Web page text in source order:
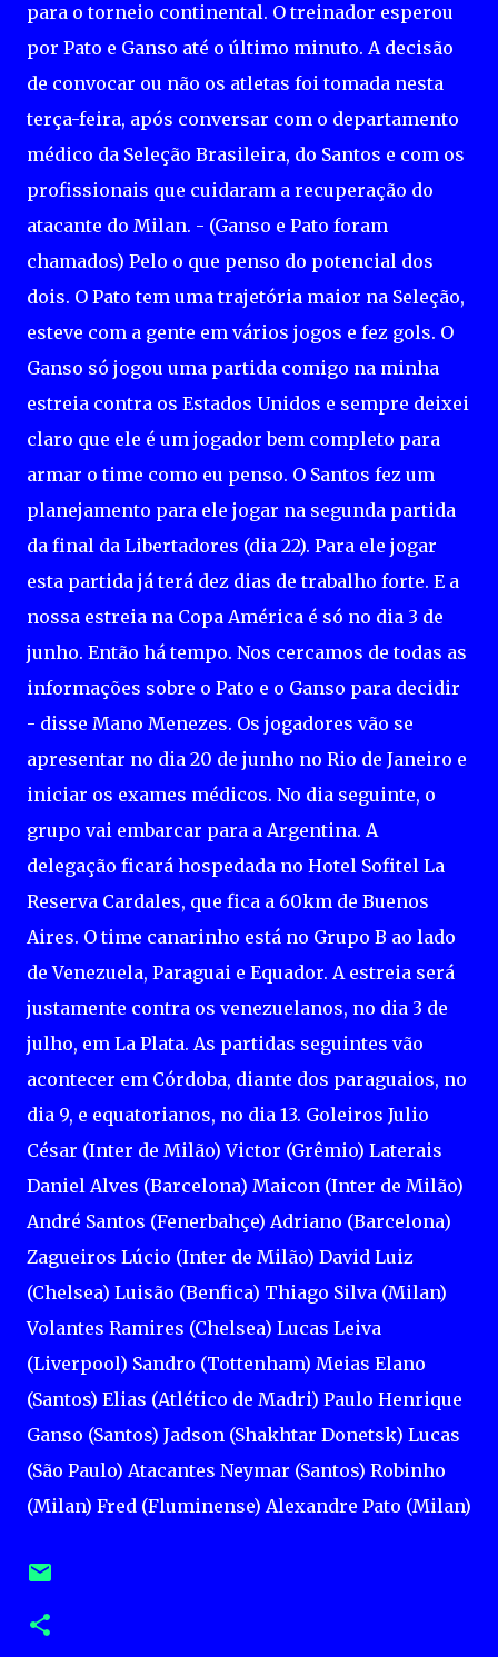
para o torneio continental. O treinador esperou
por Pato e Ganso até o último minuto. A decisão
de convocar ou não os atletas foi tomada nesta
terça-feira, após conversar com o departamento
médico da Seleção Brasileira, do Santos e com os
profissionais que cuidaram a recuperação do
atacante do Milan. - (Ganso e Pato foram
chamados) Pelo o que penso do potencial dos
dois. O Pato tem uma trajetória maior na Seleção,
esteve com a gente em vários jogos e fez gols. O
Ganso só jogou uma partida comigo na minha
estreia contra os Estados Unidos e sempre deixei
claro que ele é um jogador bem completo para
armar o time como eu penso. O Santos fez um
planejamento para ele jogar na segunda partida
da final da Libertadores (dia 22). Para ele jogar
esta partida já terá dez dias de trabalho forte. E a
nossa estreia na Copa América é só no dia 3 de
junho. Então há tempo. Nos cercamos de todas as
informações sobre o Pato e o Ganso para decidir
- disse Mano Menezes. Os jogadores vão se
apresentar no dia 20 de junho no Rio de Janeiro e
iniciar os exames médicos. No dia seguinte, o
grupo vai embarcar para a Argentina. A
delegação ficará hospedada no Hotel Sofitel La
Reserva Cardales, que fica a 60km de Buenos
Aires. O time canarinho está no Grupo B ao lado
de Venezuela, Paraguai e Equador. A estreia será
justamente contra os venezuelanos, no dia 3 de
julho, em La Plata. As partidas seguintes vão
acontecer em Córdoba, diante dos paraguaios, no
dia 9, e equatorianos, no dia 13. Goleiros Julio
César (Inter de Milão) Victor (Grêmio) Laterais
Daniel Alves (Barcelona) Maicon (Inter de Milão)
André Santos (Fenerbahçe) Adriano (Barcelona)
Zagueiros Lúcio (Inter de Milão) David Luiz
(Chelsea) Luisão (Benfica) Thiago Silva (Milan)
Volantes Ramires (Chelsea) Lucas Leiva
(Liverpool) Sandro (Tottenham) Meias Elano
(Santos) Elias (Atlético de Madri) Paulo Henrique
Ganso (Santos) Jadson (Shakhtar Donetsk) Lucas
(São Paulo) Atacantes Neymar (Santos) Robinho
(Milan) Fred (Fluminense) Alexandre Pato (Milan)